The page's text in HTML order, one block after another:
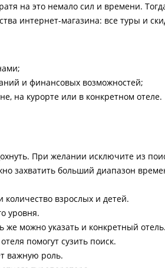
на это немало сил и времени.
интернет-магазина: все туры и
и финансовых возможностей;
на курорте или в конкретном отеле.
При желании исключите из
захватить больший диапазон
взрослых и детей.
уровня.
же можно указать и конкретный отель.
помогут сузить поиск.
важную роль.